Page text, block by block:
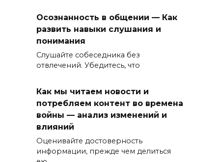
Осознанность в общении — Как
развить навыки слушания и
понимания
Слушайте собеседника без
отвлечений. Убедитесь, что
Как мы читаем новости и
потребляем контент во времена
войны — анализ изменений и
влияний
Оценивайте достоверность
информации, прежде чем делиться